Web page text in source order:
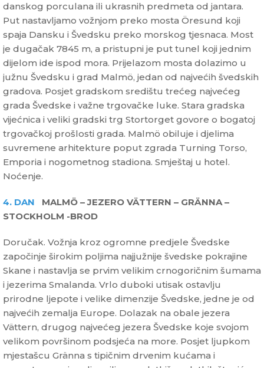
danskog porculana ili ukrasnih predmeta od jantara.
Put nastavljamo vožnjom preko mosta Öresund koji
spaja Dansku i Švedsku preko morskog tjesnaca. Most
je dugačak 7845 m, a pristupni je put tunel koji jednim
dijelom ide ispod mora. Prijelazom mosta dolazimo u
južnu Švedsku i grad Malmö, jedan od najvećih švedskih
gradova. Posjet gradskom središtu trećeg najvećeg
grada Švedske i važne trgovačke luke. Stara gradska
vijećnica i veliki gradski trg Stortorget govore o bogatoj
trgovačkoj prošlosti grada. Malmö obiluje i djelima
suvremene arhitekture poput zgrada Turning Torso,
Emporia i nogometnog stadiona. Smještaj u hotel.
Noćenje.
4. DAN MALMÖ – JEZERO VÄTTERN – GRÄNNA –
STOCKHOLM -BROD
Doručak. Vožnja kroz ogromne predjele Švedske
započinje širokim poljima najjužnije švedske pokrajine
Skane i nastavlja se prvim velikim crnogoričnim šumama
i jezerima Smalanda. Vrlo duboki utisak ostavlju
prirodne ljepote i velike dimenzije Švedske, jedne je od
najvećih zemalja Europe. Dolazak na obale jezera
Vättern, drugog najvećeg jezera Švedske koje svojom
velikom površinom podsjeća na more. Posjet ljupkom
mjestašcu Gränna s tipičnim drvenim kućama i